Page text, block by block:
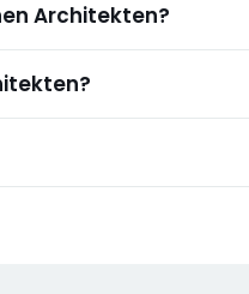
Architekten?